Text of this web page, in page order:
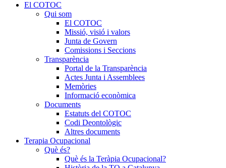
El COTOC
Qui som
El COTOC
Missió, visió i valors
Junta de Govern
Comissions i Seccions
Transparència
Portal de la Transparència
Actes Junta i Assemblees
Memòries
Informació econòmica
Documents
Estatuts del COTOC
Codi Deontològic
Altres documents
Terapia Ocupacional
Què és?
Què és la Teràpia Ocupacional?